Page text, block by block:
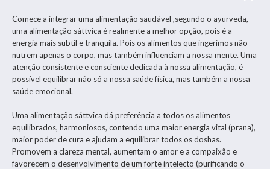
Comece a integrar uma alimentação saudável ,segundo o ayurveda,
uma alimentação sáttvica é realmente a melhor opção, pois é a
energia mais subtil e tranquila. Pois os alimentos que ingerimos não
nutrem apenas o corpo, mas também influenciam a nossa mente. Uma
atenção consistente e consciente dedicada à nossa alimentação, é
possível equilibrar não só a nossa saúde física, mas também a nossa
saúde emocional.
Uma alimentação sáttvica dá preferência a todos os alimentos
equilibrados, harmoniosos, contendo uma maior energia vital (prana),
maior poder de cura e ajudam a equilibrar todos os doshas.
Promovem a clareza mental, aumentam o amor e a compaixão e
favorecem o desenvolvimento de um forte intelecto (purificando o